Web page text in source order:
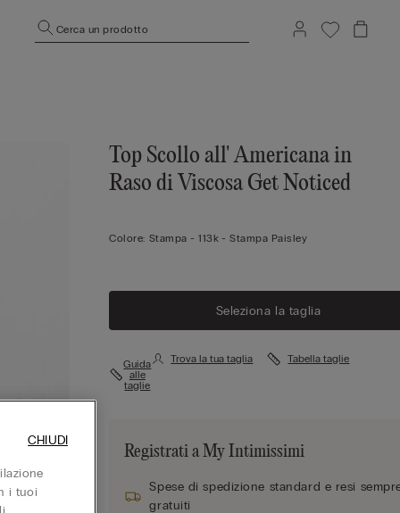
Cerca un prodotto
Top Scollo all' Americana in
Raso di Viscosa Get Noticed
Colore: Stampa -113k - Stampa Paisley
Seleziona la taglia
Guida
alle
taglie
Trova la tua taglia Tabella taglie
Registrati a My Intimissimi
Spese di spedizione standard e resi
gratuiti
i tuoi
CHIUDI